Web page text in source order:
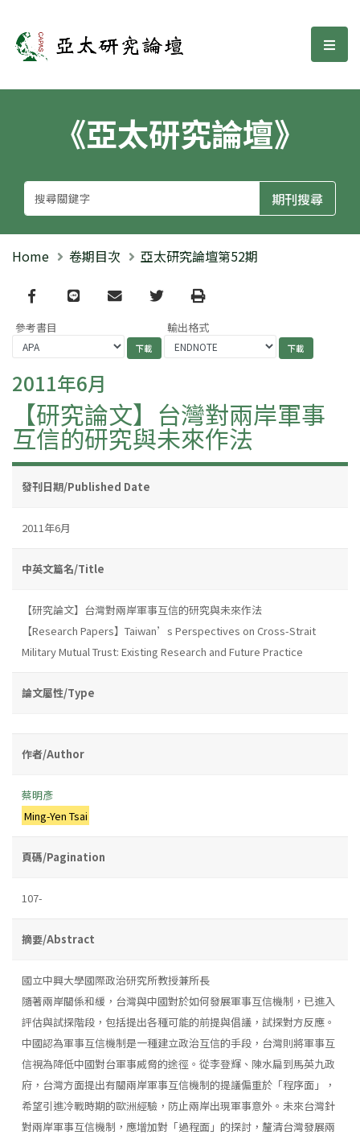
亞太研究論壇 選
《亞太研究論壇》
Home 卷期目次 亞太研究論壇第52期
Facebook
line email TwitterPrint
參考書目 輸出格式
2011年6月
【研究論文】台灣對兩岸軍事
互信的研究與未來作法
發刊日期/Published Date
2011年6月
中英文篇名/Title
【研究論文】台灣對兩岸軍事互信的研究與未來作法
【Research Papers】Taiwan’s Perspectives on Cross-Strait
Military Mutual Trust: Existing Research and Future Practice
論文屬性/Type
作者/Author
蔡明彥
Ming-Yen Tsai
頁碼/Pagination
107-
摘要/Abstract
國立中興大學國際政治研究所教授兼所長
隨著兩岸關係和緩，台灣與中國對於如何發展軍事互信機制，已進入
評估與試探階段，包括提出各種可能的前提與倡議，試探對方反應。
中國認為軍事互信機制是一種建立政治互信的手段，台灣則將軍事互
信視為降低中國對台軍事威脅的途徑。從李登輝、陳水扁到馬英九政
府，台灣方面提出有關兩岸軍事互信機制的提議偏重於「程序面」，
希望引進冷戰時期的歐洲經驗，防止兩岸出現軍事意外。未來台灣針
對兩岸軍事互信機制，應增加對「過程面」的探討，釐清台灣發展兩